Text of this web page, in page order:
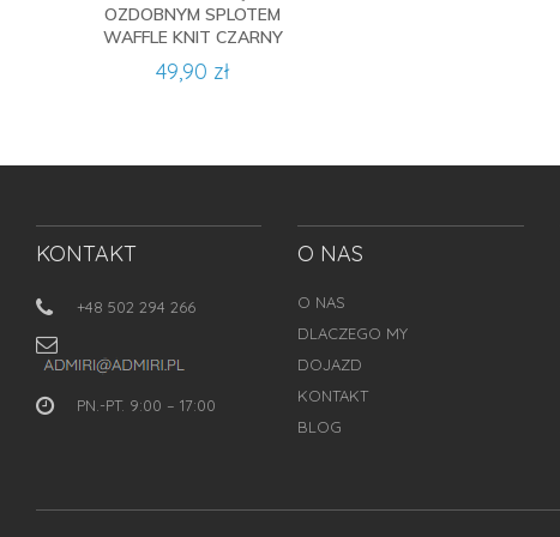
OZDOBNYM SPLOTEM
WAFFLE KNIT CZARNY
49,90 zł
KONTAKT
+48 502 294 266
PN.-PT. 9:00 – 17:00
O NAS
O NAS
DLACZEGO MY
DOJAZD
KONTAKT
BLOG